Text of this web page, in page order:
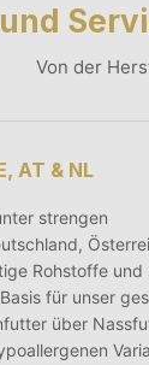
Von der
AT & NL
strengen
Rohstoffe und
für unser
über